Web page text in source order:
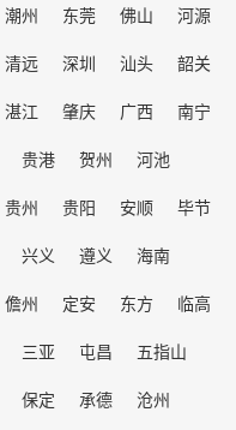
潮州 东莞 佛山
河源
清远 深圳 汕头
韶关
湛江 肇庆 广西
南宁
贵港 贺州
河池
贵州 贵阳 安顺
毕节
兴义 遵义
海南
儋州 定安 东方
临高
三亚 屯昌
五指山
保定 承德
沧州